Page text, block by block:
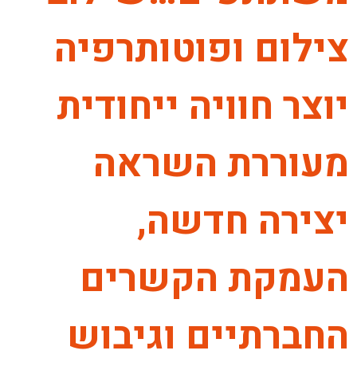
צילום ופוטותרפיה
יוצר חוויה ייחודית
מעוררת השראה
יצירה חדשה,
העמקת הקשרים
החברתיים וגיבוש